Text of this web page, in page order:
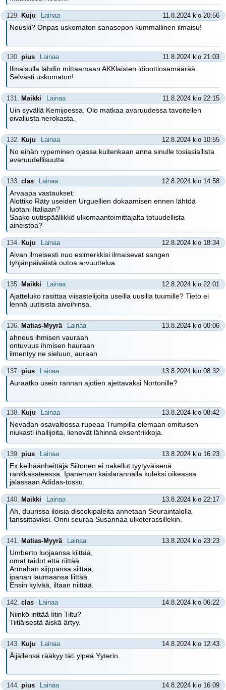
129. Kuju Lainaa 11.8.2024 klo 20:56
Nouski? Onpas uskomaton sanasepon kummallinen ilmaisu!
130. pius Lainaa 11.8.2024 klo 21:03
Ilmaisulla lähdin mittaamaan AKKlaisten idioottiosamäärää.
Selvästi uskomaton!
131. Maikki Lainaa 11.8.2024 klo 22:15
Uin syvällä Kemijoessa. Olo matkaa avaruudessa tavoitellen
oivallusta nerokasta.
132. Kuju Lainaa 12.8.2024 klo 10:55
No eihän rypeminen ojassa kuitenkaan anna sinulle tosiasiallista
avaruudellisuutta.
133. clas Lainaa 12.8.2024 klo 14:58
Arvaapa vastaukset:
Alottiko Räty useiden Urguellien dokaamisen ennen lähtöä
luotani Italiaan?
Saako uutispäällikkö ulkomaantoimittajalta totuudellista
aineistoa?
134. Kuju Lainaa 12.8.2024 klo 18:34
Aivan ilmeisesti nuo esimerkkisi ilmaisevat sangen
tyhjänpäiväistä outoa arvuuttelua.
135. Maikki Lainaa 12.8.2024 klo 22:01
Ajatteluko rasittaa viisastelijoita useilla uusilla tuumille? Tieto ei
lennä uutisista aivoihinsa.
136. Matias-Myyrä Lainaa 13.8.2024 klo 00:06
ahneus ihmisen vauraan
ontuvuus ihmisen hauraan
ilmentyy ne sieluun, auraan
137. pius Lainaa 13.8.2024 klo 08:32
Auraatko usein rannan ajotien ajettavaksi Nortonille?
138. Kuju Lainaa 13.8.2024 klo 08:42
Nevadan osavaltiossa rupeaa Trumpilla olemaan omituisen
niukasti ihailijoita, lienevät lähinnä eksentrikkoja.
139. pius Lainaa 13.8.2024 klo 16:23
Ex keihäänheittäjä Siitonen ei nakellut tyytyväisenä
rankkasateessa. Ipaneman kaislarannalla kuleksi oikeassa
jalassaan Adidas-tossu.
140. Maikki Lainaa 13.8.2024 klo 22:17
Ah, duurissa iloisia discokipaleita annetaan Seuraintalolla
tanssittaviksi. Onni seuraa Susannaa ulkoterassillekin.
141. Matias-Myyrä Lainaa 13.8.2024 klo 23:23
Umberto luojaansa kiittää,
omat taidot että riittää.
Armahan siippansa siittää,
ipanan laumaansa liittää.
Ensin kylvää, iltaan niittää.
142. clas Lainaa 14.8.2024 klo 06:22
Niinkö inttää Iitin Tiltu?
Tiitiäisestä äiskä ärtyy.
143. Kuju Lainaa 14.8.2024 klo 12:43
Äijällensä rääkyy täti ylpeä Yyterin.
144. pius Lainaa 14.8.2024 klo 16:09